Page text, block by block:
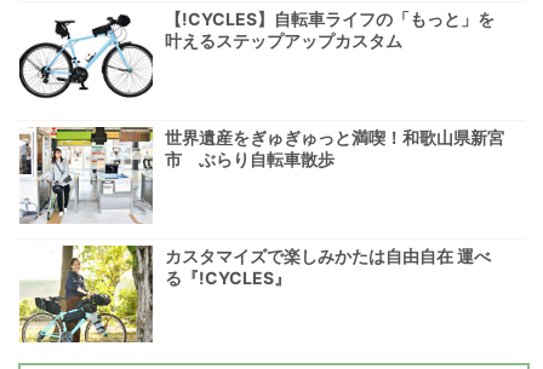
【!CYCLES】自転車ライフの「もっと」を
叶えるステップアップカスタム
世界遺産をぎゅぎゅっと満喫！和歌山県新宮
市 ぶらり自転車散歩
カスタマイズで楽しみかたは自由自在 運べ
る『!CYCLES』